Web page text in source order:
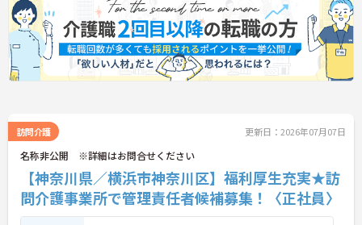
訪問介護 更新日：2026年07月07日
名称非公開 ※詳細はお問合せください
【神奈川県／横浜市神奈川区】福利厚生充実★訪
問介護事業所で管理責任者候補募集！〈正社員〉